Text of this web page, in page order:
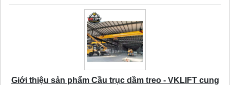
Giới thiệu sản phẩm Cầu trục dầm treo - VKLIFT cung